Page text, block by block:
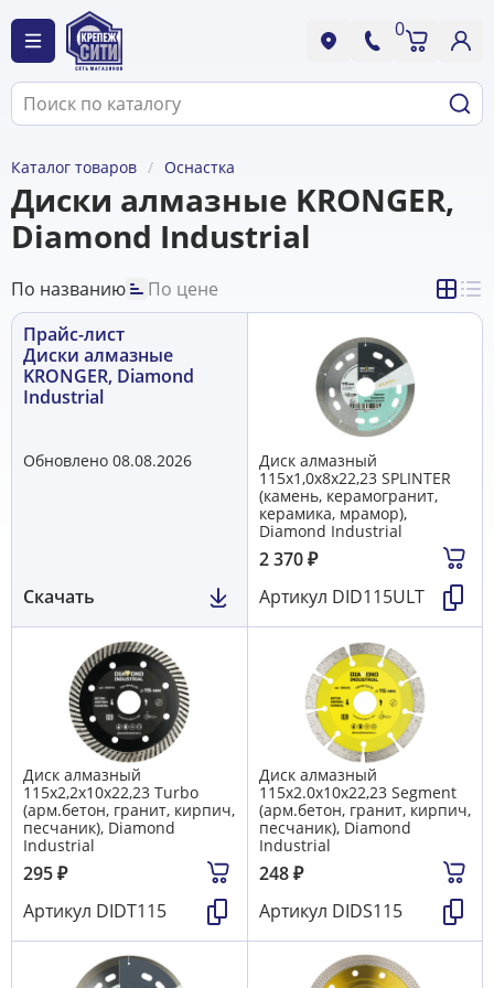
0
Каталог товаров Оснастка
Диски алмазные KRONGER,
Diamond Industrial
По названию
По цене
Прайс-лист
Диски алмазные
KRONGER, Diamond
Industrial
Обновлено 08.08.2026
Скачать
Диск алмазный
115x1,0x8x22,23 SPLINTER
(камень, керамогранит,
керамика, мрамор),
Diamond Industrial
2 370₽
Артикул DID115ULT
Диск алмазный
115x2,2x10х22,23 Turbo
(арм.бетон, гранит, кирпич,
песчаник), Diamond
Industrial
295₽
Артикул DIDT115
Диск алмазный
115x2.0x10х22,23 Segment
(арм.бетон, гранит, кирпич,
песчаник), Diamond
Industrial
248₽
Артикул DIDS115